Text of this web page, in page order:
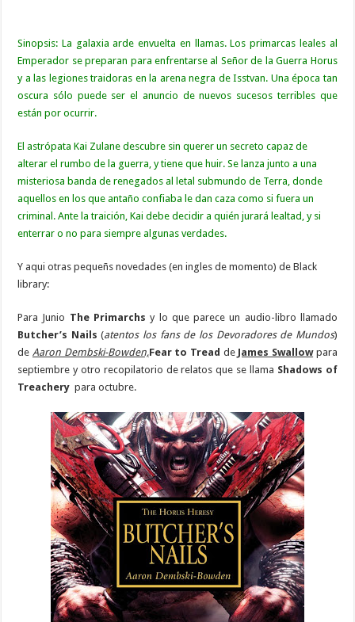
Sinopsis: La galaxia arde envuelta en llamas. Los primarcas leales al
Emperador se preparan para enfrentarse al Señor de la Guerra Horus
y a las legiones traidoras en la arena negra de Isstvan. Una época tan
oscura sólo puede ser el anuncio de nuevos sucesos terribles que
están por ocurrir.
El astrópata Kai Zulane descubre sin querer un secreto capaz de
alterar el rumbo de la guerra, y tiene que huir. Se lanza junto a una
misteriosa banda de renegados al letal submundo de Terra, donde
aquellos en los que antaño confiaba le dan caza como si fuera un
criminal. Ante la traición, Kai debe decidir a quién jurará lealtad, y si
enterrar o no para siempre algunas verdades.
Y aqui otras pequeñs novedades (en ingles de momento) de Black
library:
Para Junio The Primarchs y lo que parece un audio-libro llamado
Butcher’s Nails (atentos los fans de los Devoradores de Mundos)
de Aaron Dembski-Bowden,Fear to Tread de James Swallowpara
septiembre y otro recopilatorio de relatos que se llama Shadows of
Treachery para octubre.